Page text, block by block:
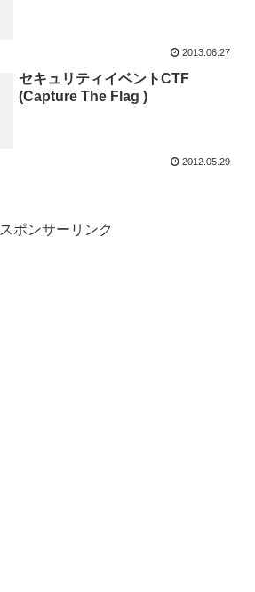
2013.06.27
セキュリティイベントCTF
(Capture The Flag )
2012.05.29
スポンサーリンク